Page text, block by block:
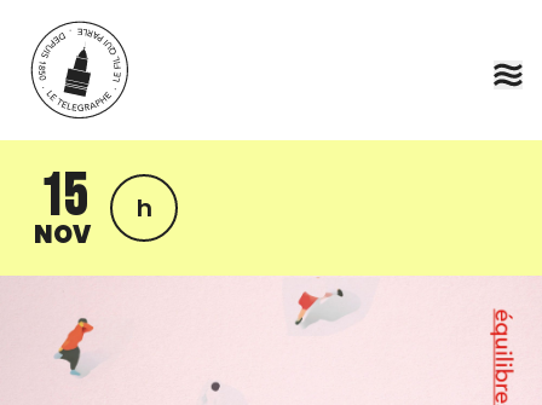
Aller au contenu principal
15
NOV
h